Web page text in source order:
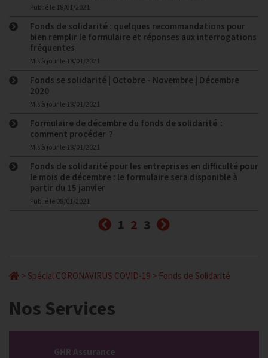
Publié le 18/01/2021
Fonds de solidarité : quelques recommandations pour
bien remplir le formulaire et réponses aux interrogations
fréquentes
Mis à jour le 18/01/2021
Fonds se solidarité | Octobre - Novembre | Décembre
2020
Mis à jour le 18/01/2021
Formulaire de décembre du fonds de solidarité :
comment procéder ?
Mis à jour le 18/01/2021
Fonds de solidarité pour les entreprises en difficulté pour
le mois de décembre : le formulaire sera disponible à
partir du 15 janvier
Publié le 08/01/2021
Précédent
1 2 (courante)
3
> Spécial CORONAVIRUS COVID-19 > Fonds de Solidarité
Nos Services
GHR Assurance